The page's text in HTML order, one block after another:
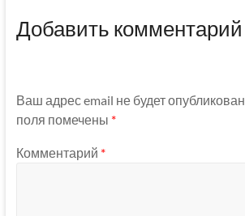
Добавить комментарий
Ваш адрес email не будет опубликован.
поля помечены *
Комментарий *